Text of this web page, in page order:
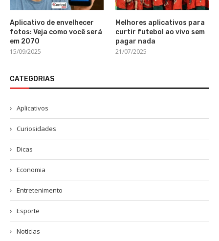
Aplicativo de envelhecer
fotos: Veja como você será
em 2070
15/09/2025
Melhores aplicativos para
curtir futebol ao vivo sem
pagar nada
21/07/2025
CATEGORIAS
Aplicativos
Curiosidades
Dicas
Economia
Entretenimento
Esporte
Notícias